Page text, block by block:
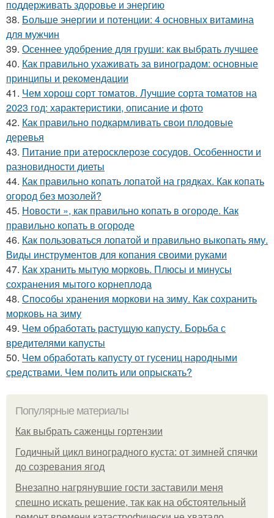
поддерживать здоровье и энергию
38. Больше энергии и потенции: 4 основных витамина
для мужчин
39. Осеннее удобрение для груши: как выбрать лучшее
40. Как правильно ухаживать за виноградом: основные
принципы и рекомендации
41. Чем хорош сорт томатов. Лучшие сорта томатов на
2023 год: характеристики, описание и фото
42. Как правильно подкармливать свои плодовые
деревья
43. Питание при атеросклерозе сосудов. Особенности и
разновидности диеты
44. Как правильно копать лопатой на грядках. Как копать
огород без мозолей?
45. Новости », как правильно копать в огороде. Как
правильно копать в огороде
46. Как пользоваться лопатой и правильно выкопать яму.
Виды инструментов для копания своими руками
47. Как хранить мытую морковь. Плюсы и минусы
сохранения мытого корнеплода
48. Способы хранения моркови на зиму. Как сохранить
морковь на зиму
49. Чем обработать растущую капусту. Борьба с
вредителями капусты
50. Чем обработать капусту от гусениц народными
средствами. Чем полить или опрыскать?
Популярные материалы
Как выбрать саженцы гортензии
Годичный цикл виноградного куста: от зимней спячки
до созревания ягод
Внезапно нагрянувшие гости заставили меня
спешно искать решение, так как на обстоятельный